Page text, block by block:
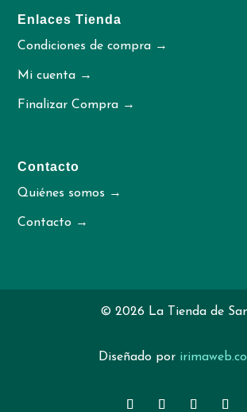
Enlaces Tienda
Condiciones de compra →
Mi cuenta →
Finalizar Compra →
Contacto
Quiénes somos →
Contacto →
© 2026 La Tienda de
Diseñado por